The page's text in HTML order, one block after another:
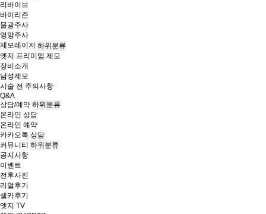
리바이브
바이리즌
물광주사
영양주사
제모레이저 하위분류
엣지 프리미엄 제모
장비소개
남성제모
시술 전 주의사항
Q&A
상담/예약 하위분류
온라인 상담
온라인 예약
카카오톡 상담
커뮤니티 하위분류
공지사항
이벤트
전후사진
리얼후기
셀카후기
엣지 TV